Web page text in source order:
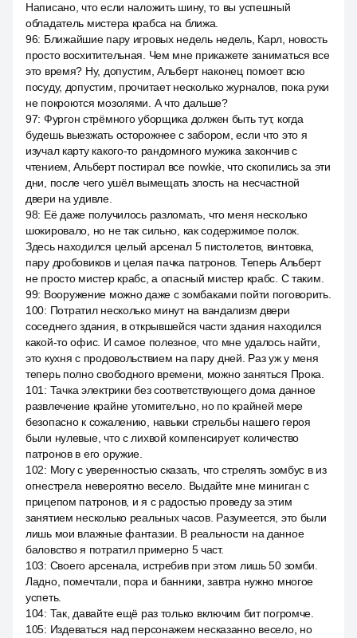
Написано, что если наложить шину, то вы успешный
обладатель мистера крабса на ближа.
96: Ближайшие пару игровых недель недель, Карл, новость
просто восхитительная. Чем мне прикажете заниматься все
это время? Ну, допустим, Альберт наконец помоет всю
посуду, допустим, прочитает несколько журналов, пока руки
не покроются мозолями. А что дальше?
97: Фургон стрёмного уборщика должен быть тут, когда
будешь выезжать осторожнее с забором, если что это я
изучал карту какого-то рандомного мужика закончив с
чтением, Альберт постирал все nowkie, что скопились за эти
дни, после чего ушёл вымещать злость на несчастной
двери на удивле.
98: Её даже получилось разломать, что меня несколько
шокировало, но не так сильно, как содержимое полок.
Здесь находился целый арсенал 5 пистолетов, винтовка,
пару дробовиков и целая пачка патронов. Теперь Альберт
не просто мистер крабс, а опасный мистер крабс. С таким.
99: Вооружение можно даже с зомбаками пойти поговорить.
100: Потратил несколько минут на вандализм двери
соседнего здания, в открывшейся части здания находился
какой-то офис. И самое полезное, что мне удалось найти,
это кухня с продовольствием на пару дней. Раз уж у меня
теперь полно свободного времени, можно заняться Прока.
101 : Тачка электрики без соответствующего дома данное
развлечение крайне утомительно, но по крайней мере
безопасно к сожалению, навыки стрельбы нашего героя
были нулевые, что с лихвой компенсирует количество
патронов в его оружие.
102: Могу с уверенностью сказать, что стрелять зомбус в из
огнестрела невероятно весело. Выдайте мне миниган с
прицепом патронов, и я с радостью проведу за этим
занятием несколько реальных часов. Разумеется, это были
лишь мои влажные фантазии. В реальности на данное
баловство я потратил примерно 5 част.
103: Своего арсенала, истребив при этом лишь 50 зомби.
Ладно, помечтали, пора и банники, завтра нужно многое
успеть.
104: Так, давайте ещё раз только включим бит погромче.
105: Издеваться над персонажем несказанно весело, но